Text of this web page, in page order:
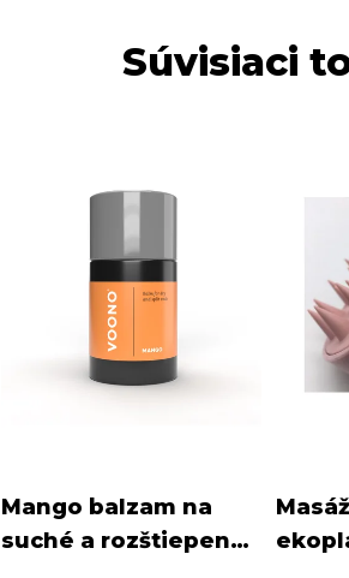
Súvisiaci
Mango balzam na
suché a rozštiepené